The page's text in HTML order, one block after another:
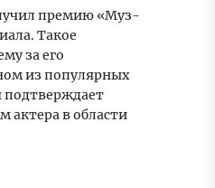
премию «Муз-
Такое
за его
из популярных
подтверждает
актера в области